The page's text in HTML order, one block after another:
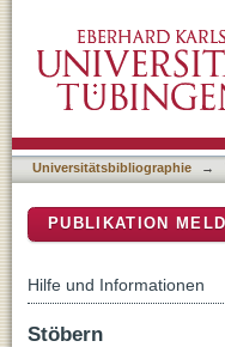
Universitätsbibliographie →
PUBLIKATION
Hilfe und Informationen
Stöbern